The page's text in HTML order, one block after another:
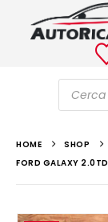
Ricerca
prodotti
HOME SHOP
FORD GALAXY